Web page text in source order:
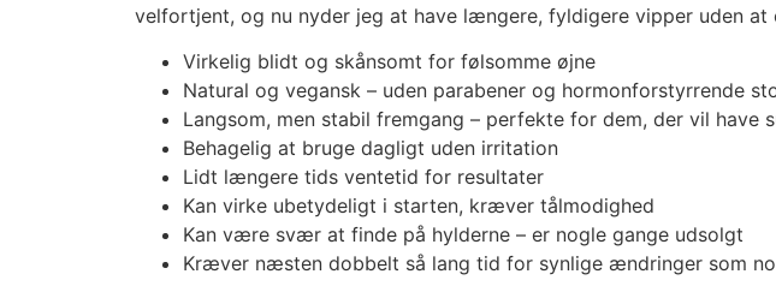
velfortjent, og nu nyder jeg at have længere, fyldigere vipper uden at
Virkelig blidt og skånsomt for følsomme øjne
Natural og vegansk – uden parabener og hormonforstyrrende
Langsom, men stabil fremgang – perfekte for dem, der vil have
Behagelig at bruge dagligt uden irritation
Lidt længere tids ventetid for resultater
Kan virke ubetydeligt i starten, kræver tålmodighed
Kan være svær at finde på hylderne – er nogle gange udsolgt
Kræver næsten dobbelt så lang tid for synlige ændringer som